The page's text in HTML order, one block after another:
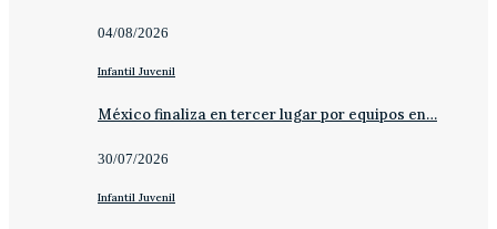
04/08/2026
Infantil Juvenil
México finaliza en tercer lugar por equipos en…
30/07/2026
Infantil Juvenil